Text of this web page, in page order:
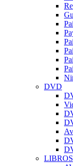
DVD
LIBROS